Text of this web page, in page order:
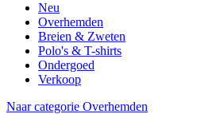
Neu
Overhemden
Breien & Zweten
Polo's & T-shirts
Ondergoed
Verkoop
Naar categorie Overhemden